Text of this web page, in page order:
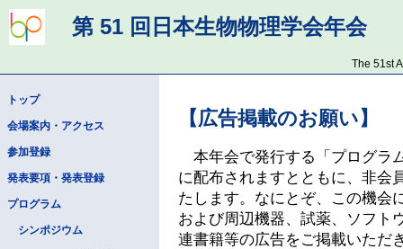
第 51 回日本生物物理学会年会
The 51st
トップ
会場案内・アクセス
参加登録
発表要項・発表登録
プログラム
シンポジウム
【広告掲載のお願い】
本年会で発行する「プログラ
に配布されますとともに、非会
たします。なにとぞ、この機会
および周辺機器、試薬、ソフト
連書籍等の広告をご掲載いただ